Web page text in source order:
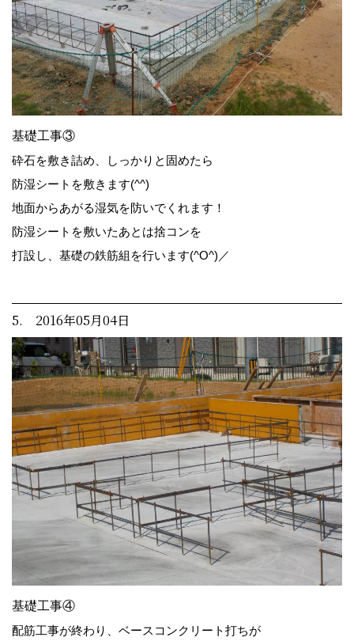
基礎工事③
砕石を敷き詰め、しっかりと固めたら
防湿シートを敷きます(^^)
地面からあがる湿気を防いでくれます！
防湿シートを敷いたあとは捨コンを
打設し、基礎の鉄筋組を行います(^O^)／
5. 2016年05月04日
基礎工事④
配筋工事が終わり、ベースコンクリート打ちが